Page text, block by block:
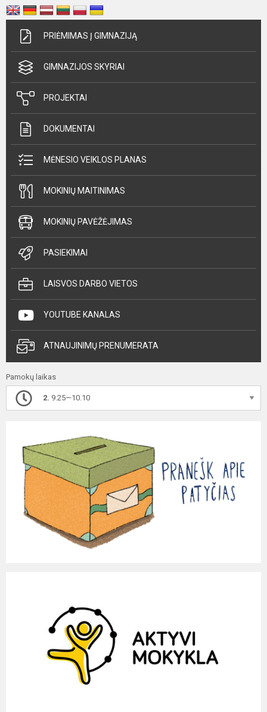
PRIĖMIMAS Į GIMNAZIJĄ
GIMNAZIJOS SKYRIAI
PROJEKTAI
DOKUMENTAI
MĖNESIO VEIKLOS PLANAS
MOKINIŲ MAITINIMAS
MOKINIŲ PAVĖŽĖJIMAS
PASIEKIMAI
LAISVOS DARBO VIETOS
YOUTUBE KANALAS
ATNAUJINIMŲ PRENUMERATA
Pamokų laikas
2. 9.25—10.10